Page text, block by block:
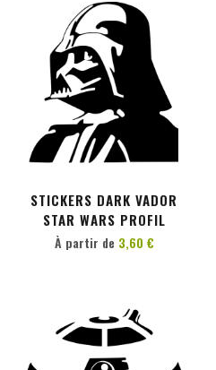
STICKERS DARK VADOR
STAR WARS PROFIL
PERSONNALISER
À partir de 3,60 €